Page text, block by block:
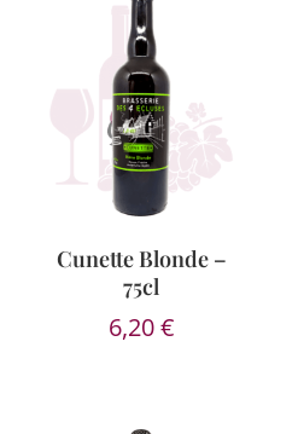
Cunette Blonde –
75cl
6,20€